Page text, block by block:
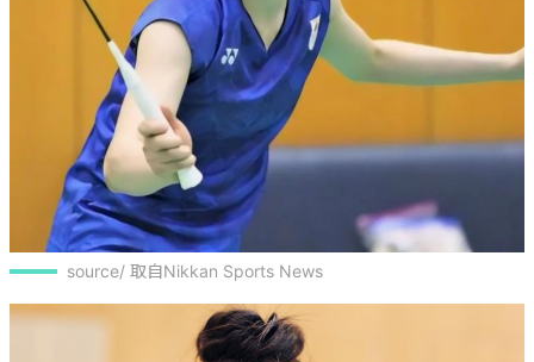
source/ 取自Nikkan Sports News